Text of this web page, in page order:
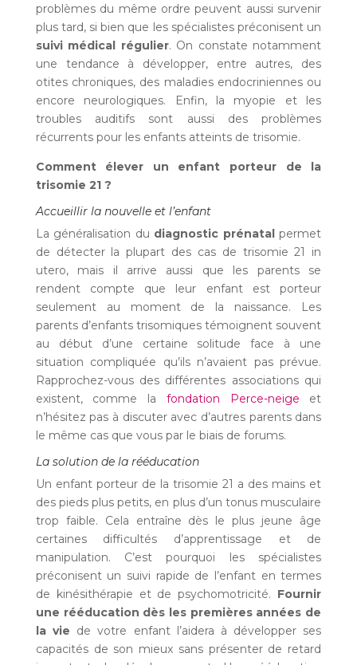
problèmes du même ordre peuvent aussi survenir
plus tard, si bien que les spécialistes préconisent un
suivi médical régulier. On constate notamment
une tendance à développer, entre autres, des
otites chroniques, des maladies endocriniennes ou
encore neurologiques. Enfin, la myopie et les
troubles auditifs sont aussi des problèmes
récurrents pour les enfants atteints de trisomie.
Comment élever un enfant porteur de la
trisomie 21 ?
Accueillir la nouvelle et l’enfant
La généralisation du diagnostic prénatalpermet
de détecter la plupart des cas de trisomie 21 in
utero, mais il arrive aussi que les parents se
rendent compte que leur enfant est porteur
seulement au moment de la naissance. Les
parents d’enfants trisomiques témoignent souvent
au début d’une certaine solitude face à une
situation compliquée qu’ils n’avaient pas prévue.
Rapprochez-vous des différentes associations qui
existent, comme la fondation Perce-neige et
n’hésitez pas à discuter avec d’autres parents dans
le même cas que vous par le biais de forums.
La solution de la rééducation
Un enfant porteur de la trisomie 21 a des mains et
des pieds plus petits, en plus d’un tonus musculaire
trop faible. Cela entraîne dès le plus jeune âge
certaines difficultés d’apprentissage et de
manipulation. C’est pourquoi les spécialistes
préconisent un suivi rapide de l’enfant en termes
de kinésithérapie et de psychomotricité. Fournir
une rééducation dès les premières années de
la vie de votre enfant l’aidera à développer ses
capacités de son mieux sans présenter de retard